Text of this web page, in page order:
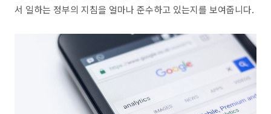
서 일하는 정부의 지침을 얼마나 준수하고 있는지를 보여줍니다.